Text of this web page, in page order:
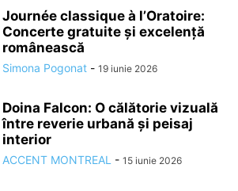
Journée classique à l’Oratoire:
Concerte gratuite și excelență
românească
Simona Pogonat - 19 iunie 2026
Doina Falcon: O călătorie vizuală
între reverie urbană și peisaj
interior
ACCENT MONTREAL - 15 iunie 2026